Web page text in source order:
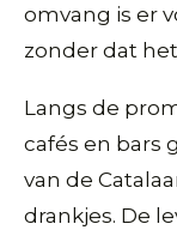
omvang is er
zonder dat
Langs de
cafés en bars
van de
drankjes. De